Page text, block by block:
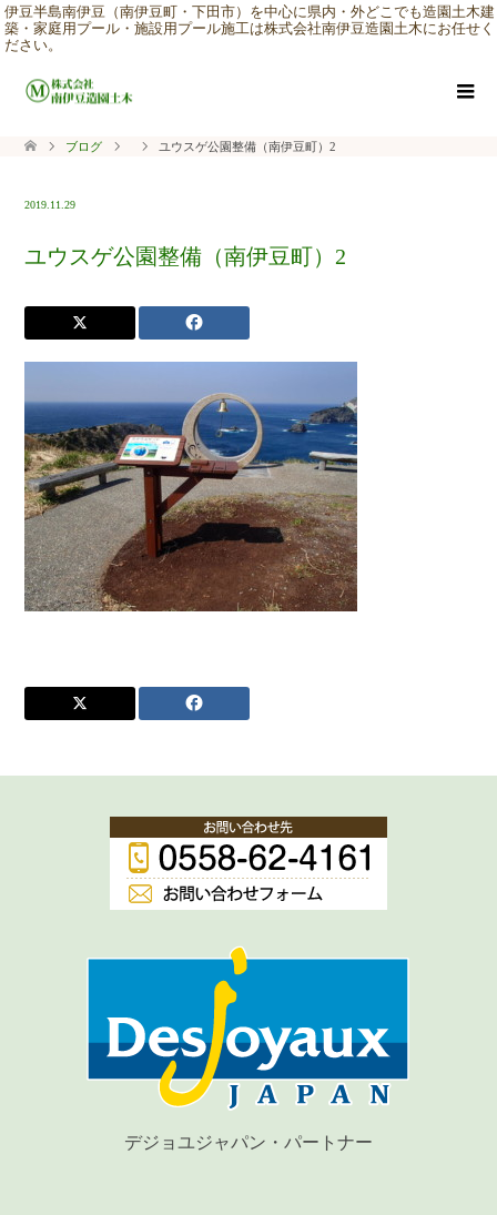
伊豆半島南伊豆（南伊豆町・下田市）を中心に県内・外どこでも造園土木建
築・家庭用プール・施設用プール施工は株式会社南伊豆造園土木にお任せく
ださい。
ブログ ユウスゲ公園整備（南伊豆町）2
2019.11.29
ユウスゲ公園整備（南伊豆町）2
デジョユジャパン・パートナー